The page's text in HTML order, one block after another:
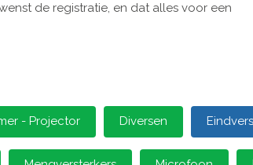
de registratie, en dat alles voor een
- Projector Diversen